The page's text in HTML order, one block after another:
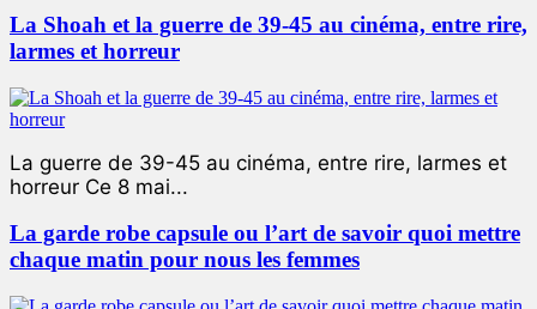
La Shoah et la guerre de 39-45 au cinéma, entre rire,
larmes et horreur
La guerre de 39-45 au cinéma, entre rire, larmes et
horreur Ce 8 mai...
La garde robe capsule ou l’art de savoir quoi mettre
chaque matin pour nous les femmes